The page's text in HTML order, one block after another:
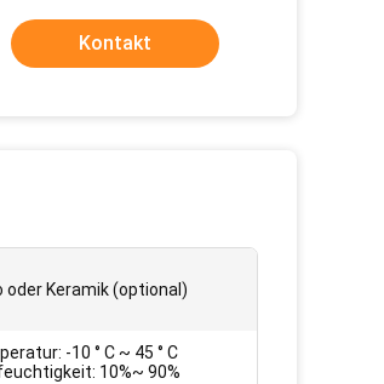
Kontakt
oder Keramik (optional)
-10 ° C ~ 45 ° C
10%~ 90%